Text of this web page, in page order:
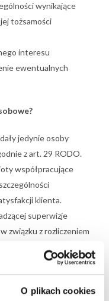
O plikach cookies
wynikające
tożsamości
interesu
ewentualnych
jedynie osoby
z art. 29 RODO.
współpracujące
klienta.
superwizje
związku z rozliczeniem
się
Obszar